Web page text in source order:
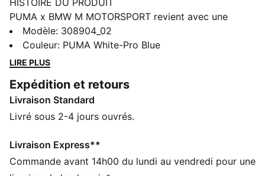
HISTOIRE DU PRODUIT
PUMA x BMW M MOTORSPORT revient avec une
collection inspirée de la dernière évolution de la
BMW M4 GT4 EVO. Ponctuée de motifs inspirés du
design avant-gardiste de la nouvelle voiture et une
valeurs qui fondent l’ADN de cette icône des circuits :
vitesse, précision et innovation.
CARACTÉRISTIQUES + AVANTAGES
pour offrir un amorti doux grâce à son talon ultra-
épais
La tige de ces chaussures est fabriquée à partir d’au
Modèle: 308904_02
Couleur: PUMA White-Pro Blue
LIRE PLUS
Expédition et retours
Livraison Standard
Livré sous 2-4 jours ouvrés.
Livraison Express**
Commande avant 14h00 du lundi au vendredi pour une